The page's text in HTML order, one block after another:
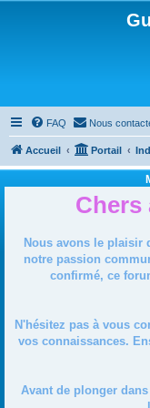
FAQ Nous
Accueil Portail
Chers
Nous avons le plaisir
notre passion
confirmé, ce
N'hésitez pas à vous
vos connaissances.
Avant de plonger